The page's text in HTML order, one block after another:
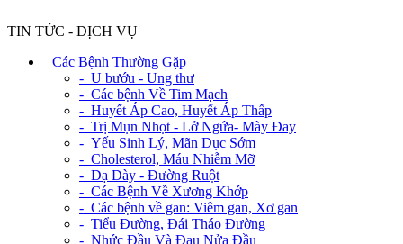
TIN TỨC - DỊCH VỤ
Các Bệnh Thường Gặp
- U bướu - Ung thư
- Các bệnh Về Tim Mạch
- Huyết Áp Cao, Huyết Áp Thấp
- Trị Mụn Nhọt - Lở Ngứa- Mày Đay
- Yếu Sinh Lý, Mãn Dục Sớm
- Cholesterol, Máu Nhiễm Mỡ
- Dạ Dày - Đường Ruột
- Các Bệnh Về Xương Khớp
- Các bệnh về gan: Viêm gan, Xơ gan
- Tiểu Đường, Đái Tháo Đường
- Nhức Đầu Và Đau Nửa Đầu